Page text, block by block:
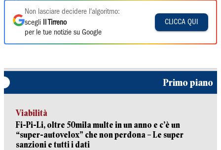
Non lasciare decidere l'algoritmo:
scegli
Il Tirreno
per le tue notizie su Google
CLICCA QUI
Primo piano
Viabilità
Fi-Pi-Li, oltre 50mila multe in un anno e c’è un
“super-autovelox” che non perdona – Le super
sanzioni e tutti i dati